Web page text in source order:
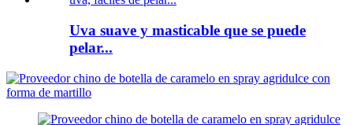
Uva suave y masticable que se puede
pelar...